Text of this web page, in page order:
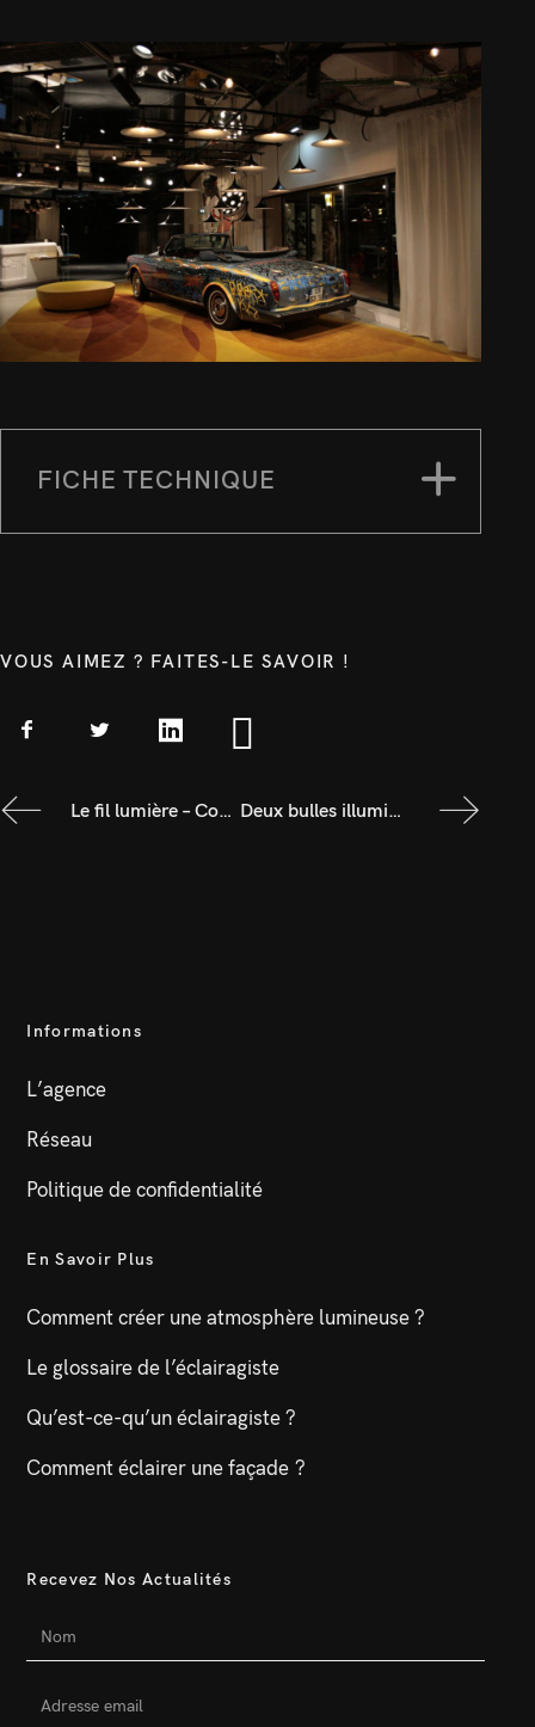
FICHE TECHNIQUE
VOUS AIMEZ ? FAITES-LE SAVOIR !
Le fil lumière – Concours d’idée « Mise en lumière de la rue de la Liberté » Deux bulles illuminent le parc du Méridien
Informations
L’agence
Réseau
Politique de confidentialité
En Savoir Plus
Comment créer une atmosphère lumineuse ?
Le glossaire de l’éclairagiste
Qu’est-ce-qu’un éclairagiste ?
Comment éclairer une façade ?
Recevez Nos Actualités